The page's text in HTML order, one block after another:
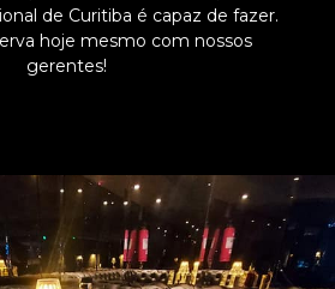
de Curitiba é capaz de fazer.
hoje mesmo com nossos
gerentes!